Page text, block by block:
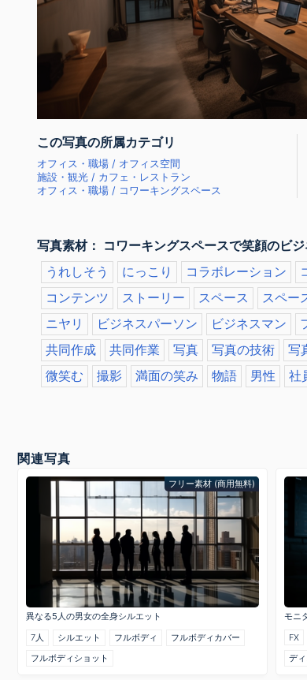
この写真の所属カテゴリ
オフィス・職場 / オフィス空間
施設・観光 / カフェ・レストラン
オフィス・職場 / コワーキングスペース
写真素材： コワーキングスペースで笑顔のビ
うれしそう
にっこり コラボレーション
コンテンツ
ストーリー スペース スペー
ニヤリ
ビジネスパーソン ビジネスマン
共同作成
共同作業 写真 写真の技術 写
微笑む
撮影 満面の笑み 物語 男性 社
関連写真
フリー素材 (商用無料)
異なる5人の男女の全身シルエット
7人
シルエット フルボディ
フルボディカバー
フルボディショット
モニ
FX
デ